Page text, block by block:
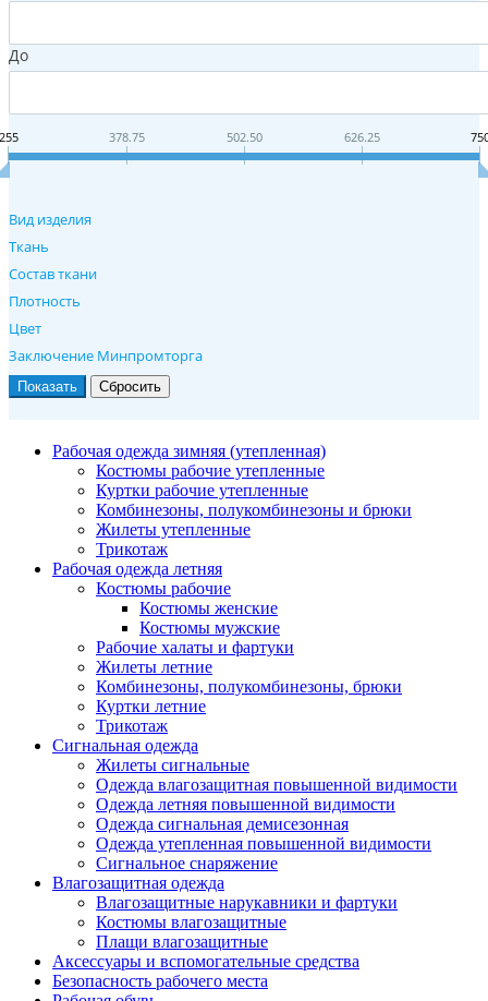
До
378.75 502.50 626.25
Вид изделия
Ткань
Состав ткани
Плотность
Цвет
Заключение Минпромторга
Рабочая одежда зимняя (утепленная)
Костюмы рабочие утепленные
Куртки рабочие утепленные
Комбинезоны, полукомбинезоны и брюки
Жилеты утепленные
Трикотаж
Рабочая одежда летняя
Костюмы рабочие
Костюмы женские
Костюмы мужские
Рабочие халаты и фартуки
Жилеты летние
Комбинезоны, полукомбинезоны, брюки
Куртки летние
Трикотаж
Сигнальная одежда
Жилеты сигнальные
Одежда влагозащитная повышенной видимости
Одежда летняя повышенной видимости
Одежда сигнальная демисезонная
Одежда утепленная повышенной видимости
Сигнальное снаряжение
Влагозащитная одежда
Влагозащитные нарукавники и фартуки
Костюмы влагозащитные
Плащи влагозащитные
Аксессуары и вспомогательные средства
Безопасность рабочего места